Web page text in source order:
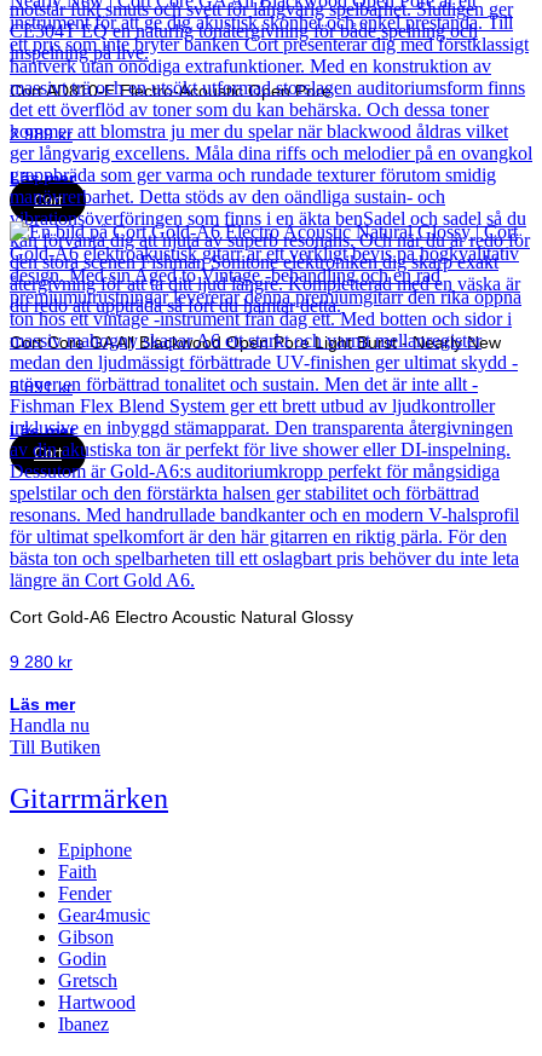
Cort AD810-E Electro-Acoustic Open Pore
2 989kr
Läs mer
Cort
Cort Core GA All Blackwood Open Pore Light Burst - Nearly New
5 891kr
Läs mer
Cort
Cort Gold-A6 Electro Acoustic Natural Glossy
9 280 kr
Läs mer
Handla nu
Till Butiken
Gitarrmärken
Epiphone
Faith
Fender
Gear4music
Gibson
Godin
Gretsch
Hartwood
Ibanez